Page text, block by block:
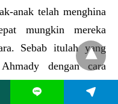
anak telah menghina
mungkin mereka
Sebab itulah yang
dengan cara
iman mereka
L